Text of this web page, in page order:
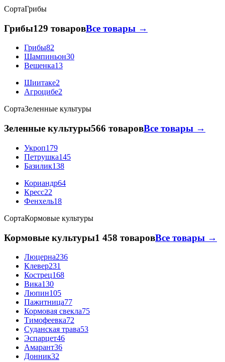
СортаГрибы
Грибы129 товаровВсе товары →
Грибы82
Шампиньон30
Вешенка13
Шиитаке2
Агроцибе2
СортаЗеленные культуры
Зеленные культуры566 товаровВсе товары →
Укроп179
Петрушка145
Базилик138
Кориандр64
Кресс22
Фенхель18
СортаКормовые культуры
Кормовые культуры1 458 товаровВсе товары →
Люцерна236
Клевер231
Кострец168
Вика130
Люпин105
Пажитница77
Кормовая свекла75
Тимофеевка72
Суданская трава53
Эспарцет46
Амарант36
Донник32